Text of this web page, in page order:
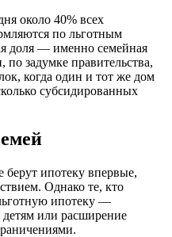
около 40% всех
по льготным
доля — именно семейная
задумке правительства,
когда один и тот же дом
субсидированных
берут ипотеку впервые,
Однако те, кто
ипотеку —
или расширение